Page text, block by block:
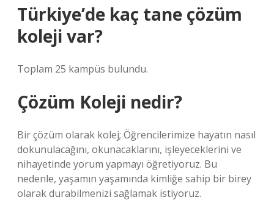
Türkiye’de kaç tane çözüm
koleji var?
Toplam 25 kampüs bulundu.
Çözüm Koleji nedir?
Bir çözüm olarak kolej; Öğrencilerimize hayatın nasıl
dokunulacağını, okunacaklarını, işleyeceklerini ve
nihayetinde yorum yapmayı öğretiyoruz. Bu
nedenle, yaşamın yaşamında kimliğe sahip bir birey
olarak durabilmenizi sağlamak istiyoruz.